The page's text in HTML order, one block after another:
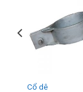
Cổ dê